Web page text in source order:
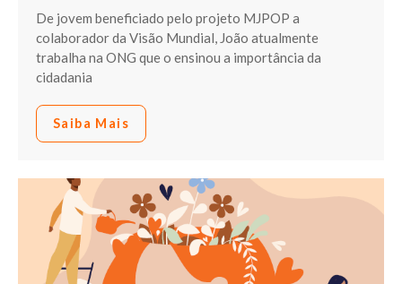
De jovem beneficiado pelo projeto MJPOP a
colaborador da Visão Mundial, João atualmente
trabalha na ONG que o ensinou a importância da
cidadania
Saiba Mais